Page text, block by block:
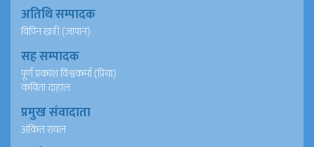
अतिथि सम्पादक
विपिन खत्री (जापान)
सह सम्पादक
पूर्ण प्रकाश विश्वकर्मा (प्रिया)
कविता दाहाल
प्रमुख संवादाता
अंकित रावल